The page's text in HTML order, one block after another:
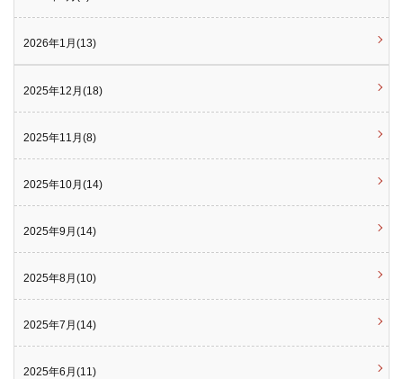
2026年1月(13)
2025年12月(18)
2025年11月(8)
2025年10月(14)
2025年9月(14)
2025年8月(10)
2025年7月(14)
2025年6月(11)